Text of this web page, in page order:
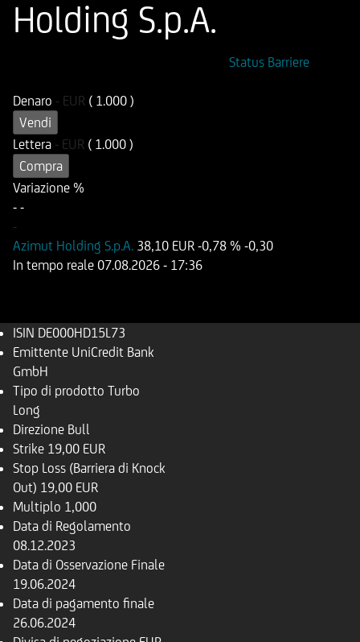
Holding S.p.A.
Status Barriere
Denaro - EUR ( 1.000 )
Vendi
Lettera - EUR ( 1.000 )
Compra
Variazione %
- -
-
Azimut Holding S.p.A. 38,10 EUR -0,78 % -0,30
In tempo reale 07.08.2026 - 17:36
ISIN DE000HD15L73
Emittente UniCredit Bank
GmbH
Tipo di prodotto Turbo
Long
Direzione Bull
Strike 19,00 EUR
Stop Loss (Barriera di Knock
Out) 19,00 EUR
Multiplo 1,000
Data di Regolamento
08.12.2023
Data di Osservazione Finale
19.06.2024
Data di pagamento finale
26.06.2024